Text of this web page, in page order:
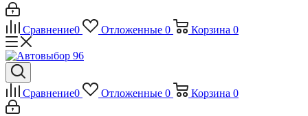
Сравнение0 Отложенные 0 Корзина 0
Сравнение0 Отложенные 0 Корзина 0